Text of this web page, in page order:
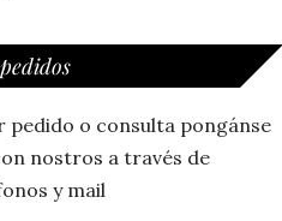
pedido o consulta pongánse
nostros a través de
y mail